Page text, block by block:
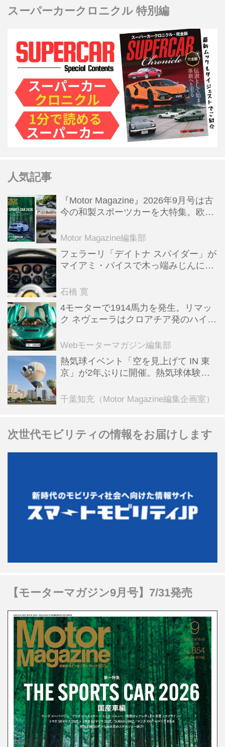
スーパーカークロニクル 特別編
人気記事
『Motor Magazine』2026年9月号は古
今の和製スポーツカーを大特集。欧州
Motor Magazine編集部
フェラーリ「デイトナ スパイダー」が
マイアミ・バイスで木っ端みじんにな
石橋 寛
4モーターで1914馬力を発生。リマッ
ク ネヴェーラはクロアチア発のハイパ
全版／115】
Webモーターマガジン編集部
熱気球イベント「空を見上げて IN 東
京」が2年ぶりに開催。熱気球体験搭
ンテンツも
千葉知充（Motor Magazine編集企画室）
次世代モビリティの情報をお届けします
【モーターマガジン9月号】7/31発売